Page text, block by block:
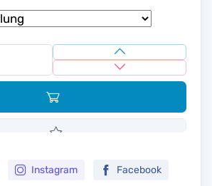
Instagram Facebook